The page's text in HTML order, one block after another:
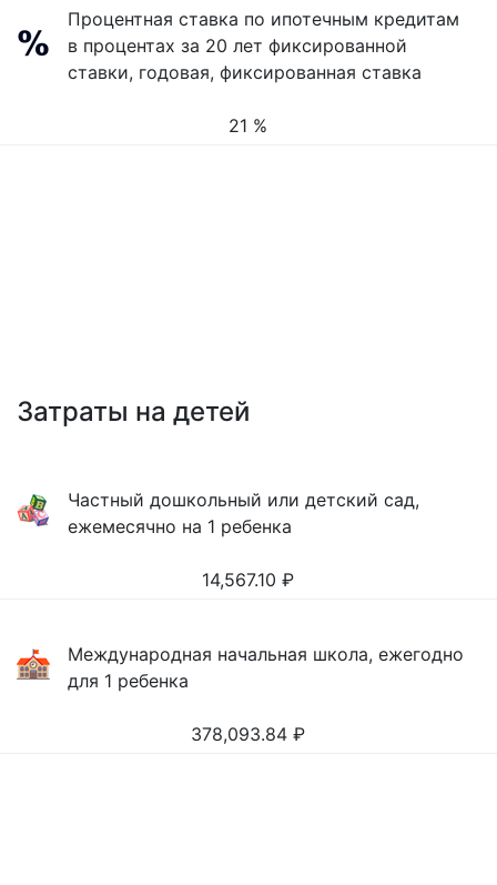
Процентная ставка по ипотечным кредитам
в процентах за 20 лет фиксированной
ставки, годовая, фиксированная ставка
21 %
Затраты на детей
Частный дошкольный или детский сад,
ежемесячно на 1 ребенка
14,567.10 ₽
Международная начальная школа, ежегодно
для 1 ребенка
378,093.84 ₽